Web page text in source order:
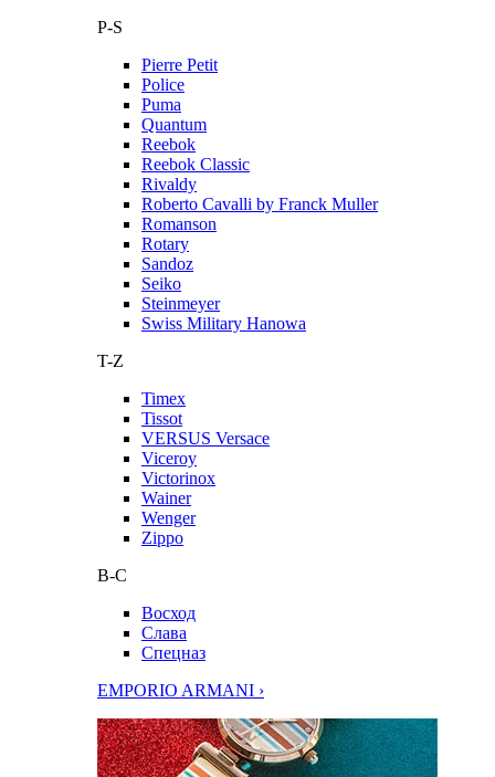
P-S
Pierre Petit
Police
Puma
Quantum
Reebok
Reebok Classic
Rivaldy
Roberto Cavalli by Franck Muller
Romanson
Rotary
Sandoz
Seiko
Steinmeyer
Swiss Military Hanowa
T-Z
Timex
Tissot
VERSUS Versace
Viceroy
Victorinox
Wainer
Wenger
Zippo
В-С
Восход
Слава
Спецназ
EMPORIO ARMANI ›